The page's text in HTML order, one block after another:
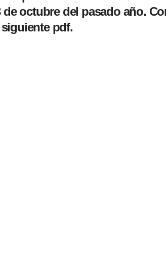
de octubre del pasado año.
pdf.